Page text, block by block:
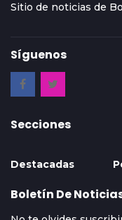
Sitio de noticias de
Síguenos
Secciones
Destacadas
Boletín De